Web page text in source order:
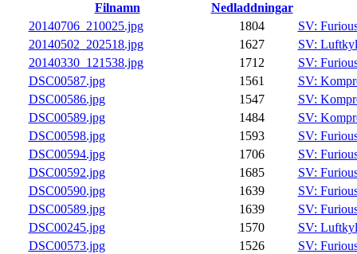
Filnamn
Nedladdningar
20140706_210025.jpg
1804
SV:
20140502_202518.jpg
1627
SV:
20140330_121538.jpg
1712
SV:
DSC00587.jpg
1561
SV:
DSC00586.jpg
1547
SV:
DSC00589.jpg
1484
SV:
DSC00598.jpg
1593
SV:
DSC00594.jpg
1706
SV:
DSC00592.jpg
1685
SV:
DSC00590.jpg
1639
SV:
DSC00589.jpg
1639
SV:
DSC00245.jpg
1570
SV:
DSC00573.jpg
1526
SV: